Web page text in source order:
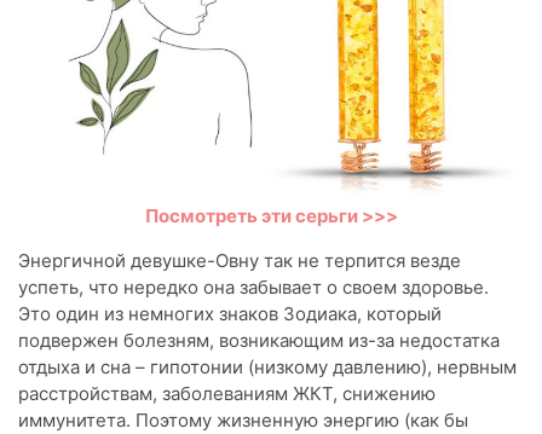
Посмотреть эти серьги >>>
Энергичной девушке-Овну так не терпится везде
успеть, что нередко она забывает о своем здоровье.
Это один из немногих знаков Зодиака, который
подвержен болезням, возникающим из-за недостатка
отдыха и сна – гипотонии (низкому давлению), нервным
расстройствам, заболеваниям ЖКТ, снижению
иммунитета. Поэтому жизненную энергию (как бы